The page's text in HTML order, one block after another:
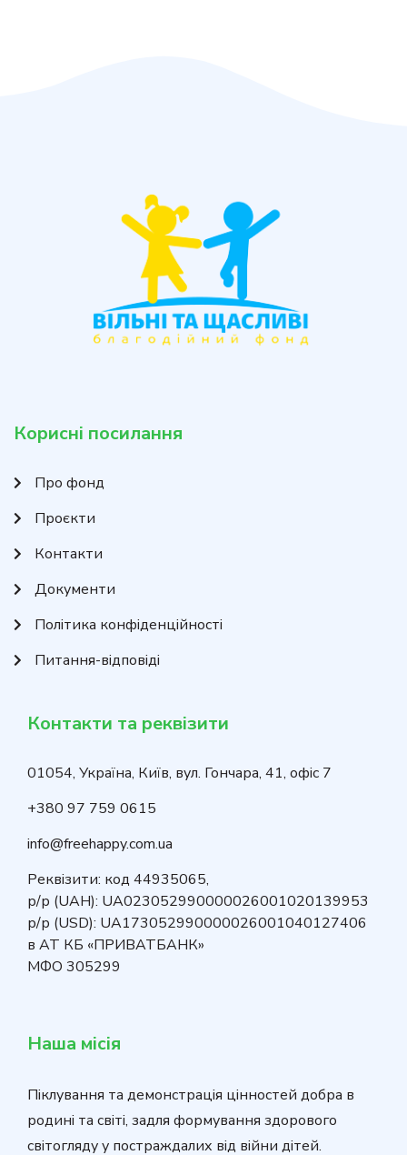
Корисні посилання
Про фонд
Проєкти
Контакти
Документи
Політика конфіденційності
Питання-відповіді
Контакти та реквізити
01054, Україна, Київ, вул. Гончара, 41, офіс 7
+380 97 759 0615
info@freehappy.com.ua
Реквізити: код 44935065,
р/р (UAH): UA023052990000026001020139953
р/р (USD): UA173052990000026001040127406
в АТ КБ «ПРИВАТБАНК»
МФО 305299
Наша місія
Піклування та демонстрація цінностей добра в
родині та світі, задля формування здорового
світогляду у постраждалих від війни дітей.